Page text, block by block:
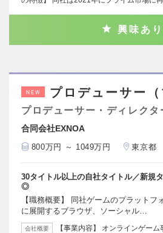
興味あり
NEW プロデューサー
プロデューサー・ディレク
合同会社EXNOA
800万円 ～ 1049万円 東京都
30タイトル以上の自社タイトル／新規
◎
【職務概要】 同社ゲームのプラット
に展開するブラウザ、ソーシャル…
会社概要
【事業内容】 オンラインゲー